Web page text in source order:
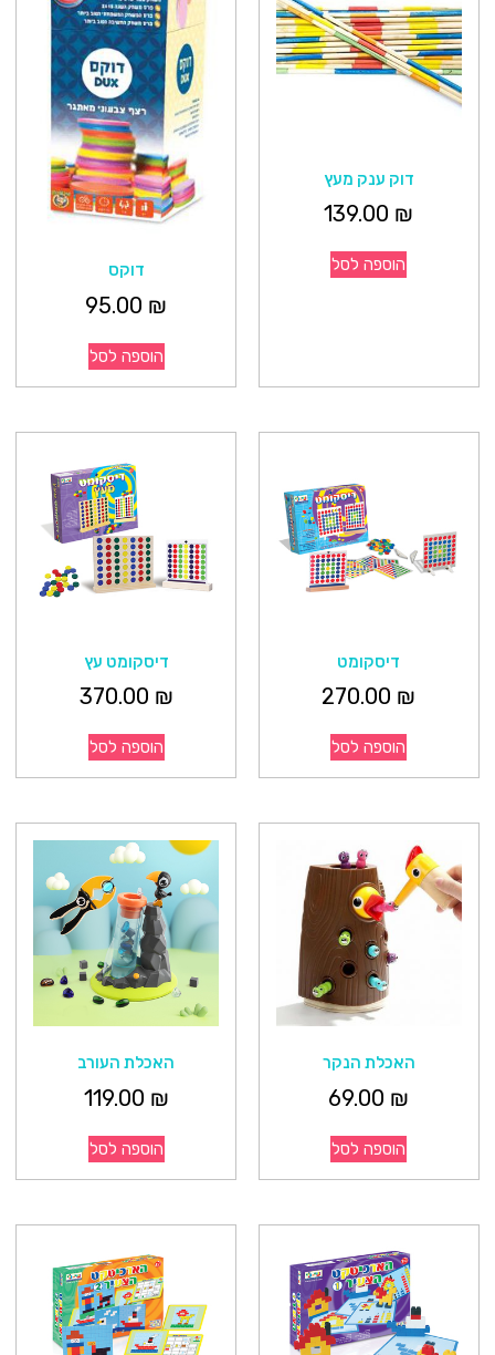
דוק ענק מעץ
139.00 ₪
הוספה לסל דוקס
95.00 ₪
הוספה לסל
דיסקומט
270.00 ₪
הוספה לסל
דיסקומט עץ
370.00 ₪
הוספה לסל
האכלת הנקר
69.00 ₪
הוספה לסל
האכלת העורב
119.00 ₪
הוספה לסל